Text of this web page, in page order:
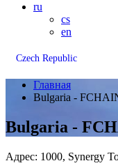
ru
cs
en
Czech Republic
Главная
Bulgaria -
Bulgaria -
Адрес: 1000, Synergy